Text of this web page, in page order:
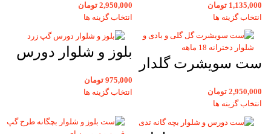
نوزادی و بچگانه
دخترانه و پسرانه
1,135,000 تومان
انتخاب گزینه ها
پسرانه 18 و 24 ماهه
2,950,000 تومان
انتخاب گزینه ها
ست سویشرت گلدار
گانه دخترانه 18 ماهه
2,950,000 تومان
انتخاب گزینه ها
بلوز و شلوار دورس
بچگانه سایز 35 و 40
975,000 تومان
انتخاب گزینه ها